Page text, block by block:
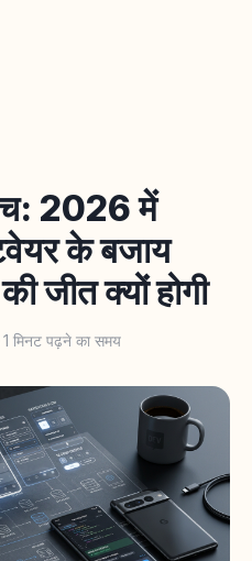
2026 में
के बजाय
जीत क्यों होगी
1 मिनट पढ़ने का समय